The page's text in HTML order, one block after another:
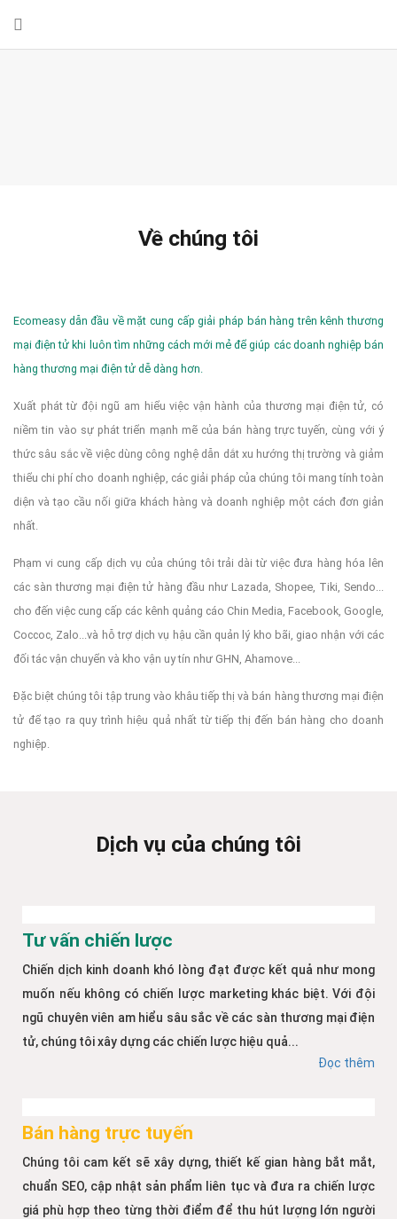
Về chúng tôi
Ecomeasy dẫn đầu về mặt cung cấp giải pháp bán hàng trên kênh thương
mại điện tử khi luôn tìm những cách mới mẻ để giúp các doanh nghiệp bán
hàng thương mại điện tử dễ dàng hơn.
Xuất phát từ đội ngũ am hiểu việc vận hành của thương mại điện tử, có
niềm tin vào sự phát triển mạnh mẽ của bán hàng trực tuyến, cùng với ý
thức sâu sắc về việc dùng công nghệ dẫn dắt xu hướng thị trường và giảm
thiểu chi phí cho doanh nghiệp, các giải pháp của chúng tôi mang tính toàn
diện và tạo cầu nối giữa khách hàng và doanh nghiệp một cách đơn giản
nhất.
Phạm vi cung cấp dịch vụ của chúng tôi trải dài từ việc đưa hàng hóa lên
các sàn thương mại điện tử hàng đầu như Lazada, Shopee, Tiki, Sendo...
cho đến việc cung cấp các kênh quảng cáo Chin Media, Facebook, Google,
Coccoc, Zalo...và hỗ trợ dịch vụ hậu cần quản lý kho bãi, giao nhận với các
đối tác vận chuyển và kho vận uy tín như GHN, Ahamove...
Đặc biệt chúng tôi tập trung vào khâu tiếp thị và bán hàng thương mại điện
tử để tạo ra quy trình hiệu quả nhất từ tiếp thị đến bán hàng cho doanh
nghiệp.
Dịch vụ của chúng tôi
Tư vấn chiến lược
Chiến dịch kinh doanh khó lòng đạt được kết quả như mong
muốn nếu không có chiến lược marketing khác biệt. Với đội
ngũ chuyên viên am hiểu sâu sắc về các sàn thương mại điện
tử, chúng tôi xây dựng các chiến lược hiệu quả...
Đọc thêm
Bán hàng trực tuyến
Chúng tôi cam kết sẽ xây dựng, thiết kế gian hàng bắt mắt,
chuẩn SEO, cập nhật sản phẩm liên tục và đưa ra chiến lược
giá phù hợp theo từng thời điểm để thu hút lượng lớn người